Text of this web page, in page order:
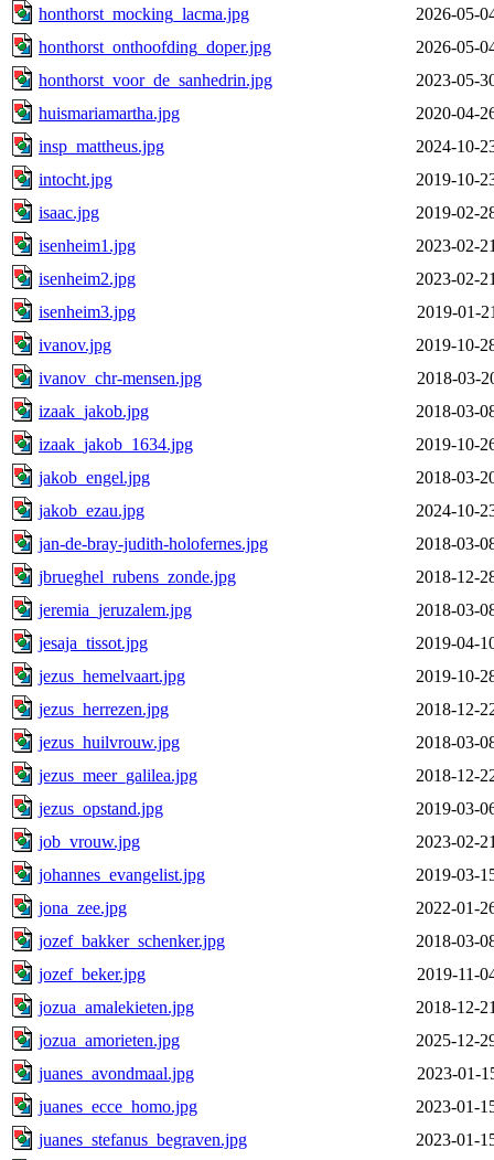
honthorst_mocking_lacma.jpg
2026-05-
honthorst_onthoofding_doper.jpg
2026-05-
honthorst_voor_de_sanhedrin.jpg
2023-05-
huismariamartha.jpg
2020-04-
insp_mattheus.jpg
2024-10-
intocht.jpg
2019-10-
isaac.jpg
2019-02-
isenheim1.jpg
2023-02-
isenheim2.jpg
2023-02-
isenheim3.jpg
2019-01-
ivanov.jpg
2019-10-
ivanov_chr-mensen.jpg
2018-03-
izaak_jakob.jpg
2018-03-
izaak_jakob_1634.jpg
2019-10-
jakob_engel.jpg
2018-03-
jakob_ezau.jpg
2024-10-
jan-de-bray-judith-holofernes.jpg
2018-03-
jbrueghel_rubens_zonde.jpg
2018-12-
jeremia_jeruzalem.jpg
2018-03-
jesaja_tissot.jpg
2019-04-
jezus_hemelvaart.jpg
2019-10-
jezus_herrezen.jpg
2018-12-
jezus_huilvrouw.jpg
2018-03-
jezus_meer_galilea.jpg
2018-12-
jezus_opstand.jpg
2019-03-
job_vrouw.jpg
2023-02-
johannes_evangelist.jpg
2019-03-
jona_zee.jpg
2022-01-
jozef_bakker_schenker.jpg
2018-03-
jozef_beker.jpg
2019-11-
jozua_amalekieten.jpg
2018-12-
jozua_amorieten.jpg
2025-12-
juanes_avondmaal.jpg
2023-01-
juanes_ecce_homo.jpg
2023-01-
juanes_stefanus_begraven.jpg
2023-01-